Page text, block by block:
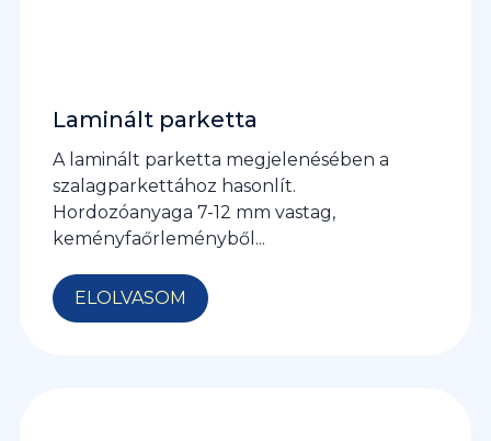
Laminált parketta
A laminált parketta megjelenésében a
szalagparkettához hasonlít.
Hordozóanyaga 7-12 mm vastag,
keményfaőrleményből...
ELOLVASOM